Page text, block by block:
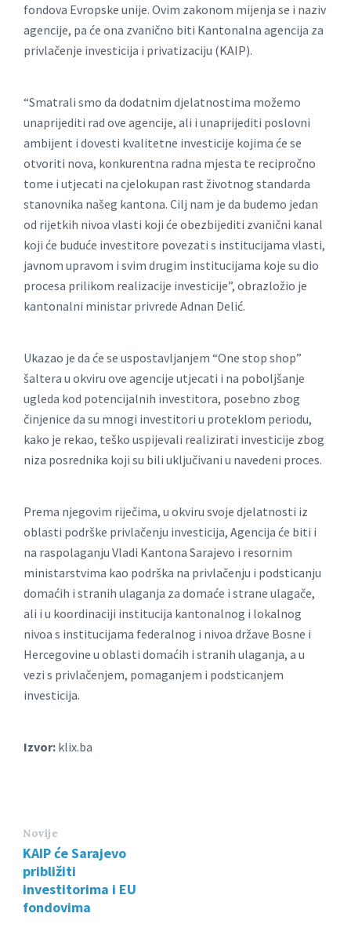
fondova Evropske unije. Ovim zakonom mijenja se i naziv
agencije, pa će ona zvanično biti Kantonalna agencija za
privlačenje investicija i privatizaciju (KAIP).
“Smatrali smo da dodatnim djelatnostima možemo
unaprijediti rad ove agencije, ali i unaprijediti poslovni
ambijent i dovesti kvalitetne investicije kojima će se
otvoriti nova, konkurentna radna mjesta te recipročno
tome i utjecati na cjelokupan rast životnog standarda
stanovnika našeg kantona. Cilj nam je da budemo jedan
od rijetkih nivoa vlasti koji će obezbijediti zvanični kanal
koji će buduće investitore povezati s institucijama vlasti,
javnom upravom i svim drugim institucijama koje su dio
procesa prilikom realizacije investicije”, obrazložio je
kantonalni ministar privrede Adnan Delić.
Ukazao je da će se uspostavljanjem “One stop shop”
šaltera u okviru ove agencije utjecati i na poboljšanje
ugleda kod potencijalnih investitora, posebno zbog
činjenice da su mnogi investitori u proteklom periodu,
kako je rekao, teško uspijevali realizirati investicije zbog
niza posrednika koji su bili uključivani u navedeni proces.
Prema njegovim riječima, u okviru svoje djelatnosti iz
oblasti podrške privlačenju investicija, Agencija će biti i
na raspolaganju Vladi Kantona Sarajevo i resornim
ministarstvima kao podrška na privlačenju i podsticanju
domaćih i stranih ulaganja za domaće i strane ulagače,
ali i u koordinaciji institucija kantonalnog i lokalnog
nivoa s institucijama federalnog i nivoa države Bosne i
Hercegovine u oblasti domaćih i stranih ulaganja, a u
vezi s privlačenjem, pomaganjem i podsticanjem
investicija.
Izvor: klix.ba
Novije
KAIP će Sarajevo
približiti
investitorima i EU
fondovima